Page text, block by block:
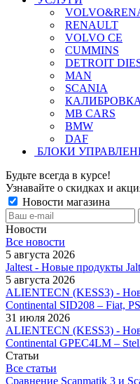
RENAULT
VOLVO CE
CUMMINS
DETROIT
MAN
SCANIA
MB CARS
BMW
DAF
БЛОКИ
Будьте всегда в курсе!
Узнавайте о скидках и
Новости магазина
Новости
Все новости
5 августа 2026
Jaltest - Новые продукты
5 августа 2026
ALIENTECN (KESS3) -
Continental SID208 – Fiat,
31 июля 2026
ALIENTECN (KESS3) -
Continental GPEC4LM –
Статьи
Все статьи
Сравнение Scanmatik 3 и